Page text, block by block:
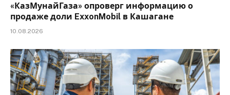
«КазМунайГаза» опроверг информацию о
продаже доли ExxonMobil в Кашагане
10.08.2026